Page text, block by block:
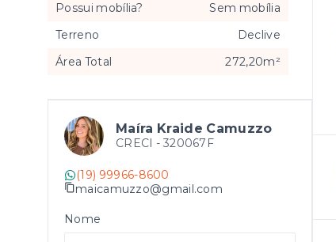
Possui mobília?
Sem mobília
Terreno
Declive
Área Total
272,20m²
Maíra Kraide Camuzzo
CRECI - 320067F
(19) 99966-8600
maicamuzzo@gmail.com
Nome